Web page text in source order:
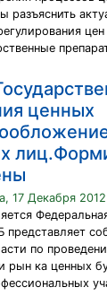
разъяснить
ценных
17 Декабря 2012
представляет
по
рын ка ценных